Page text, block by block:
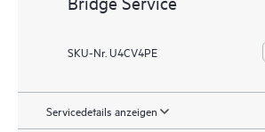
SKU-Nr. U4CV4PE
Servicedetails anzeigen